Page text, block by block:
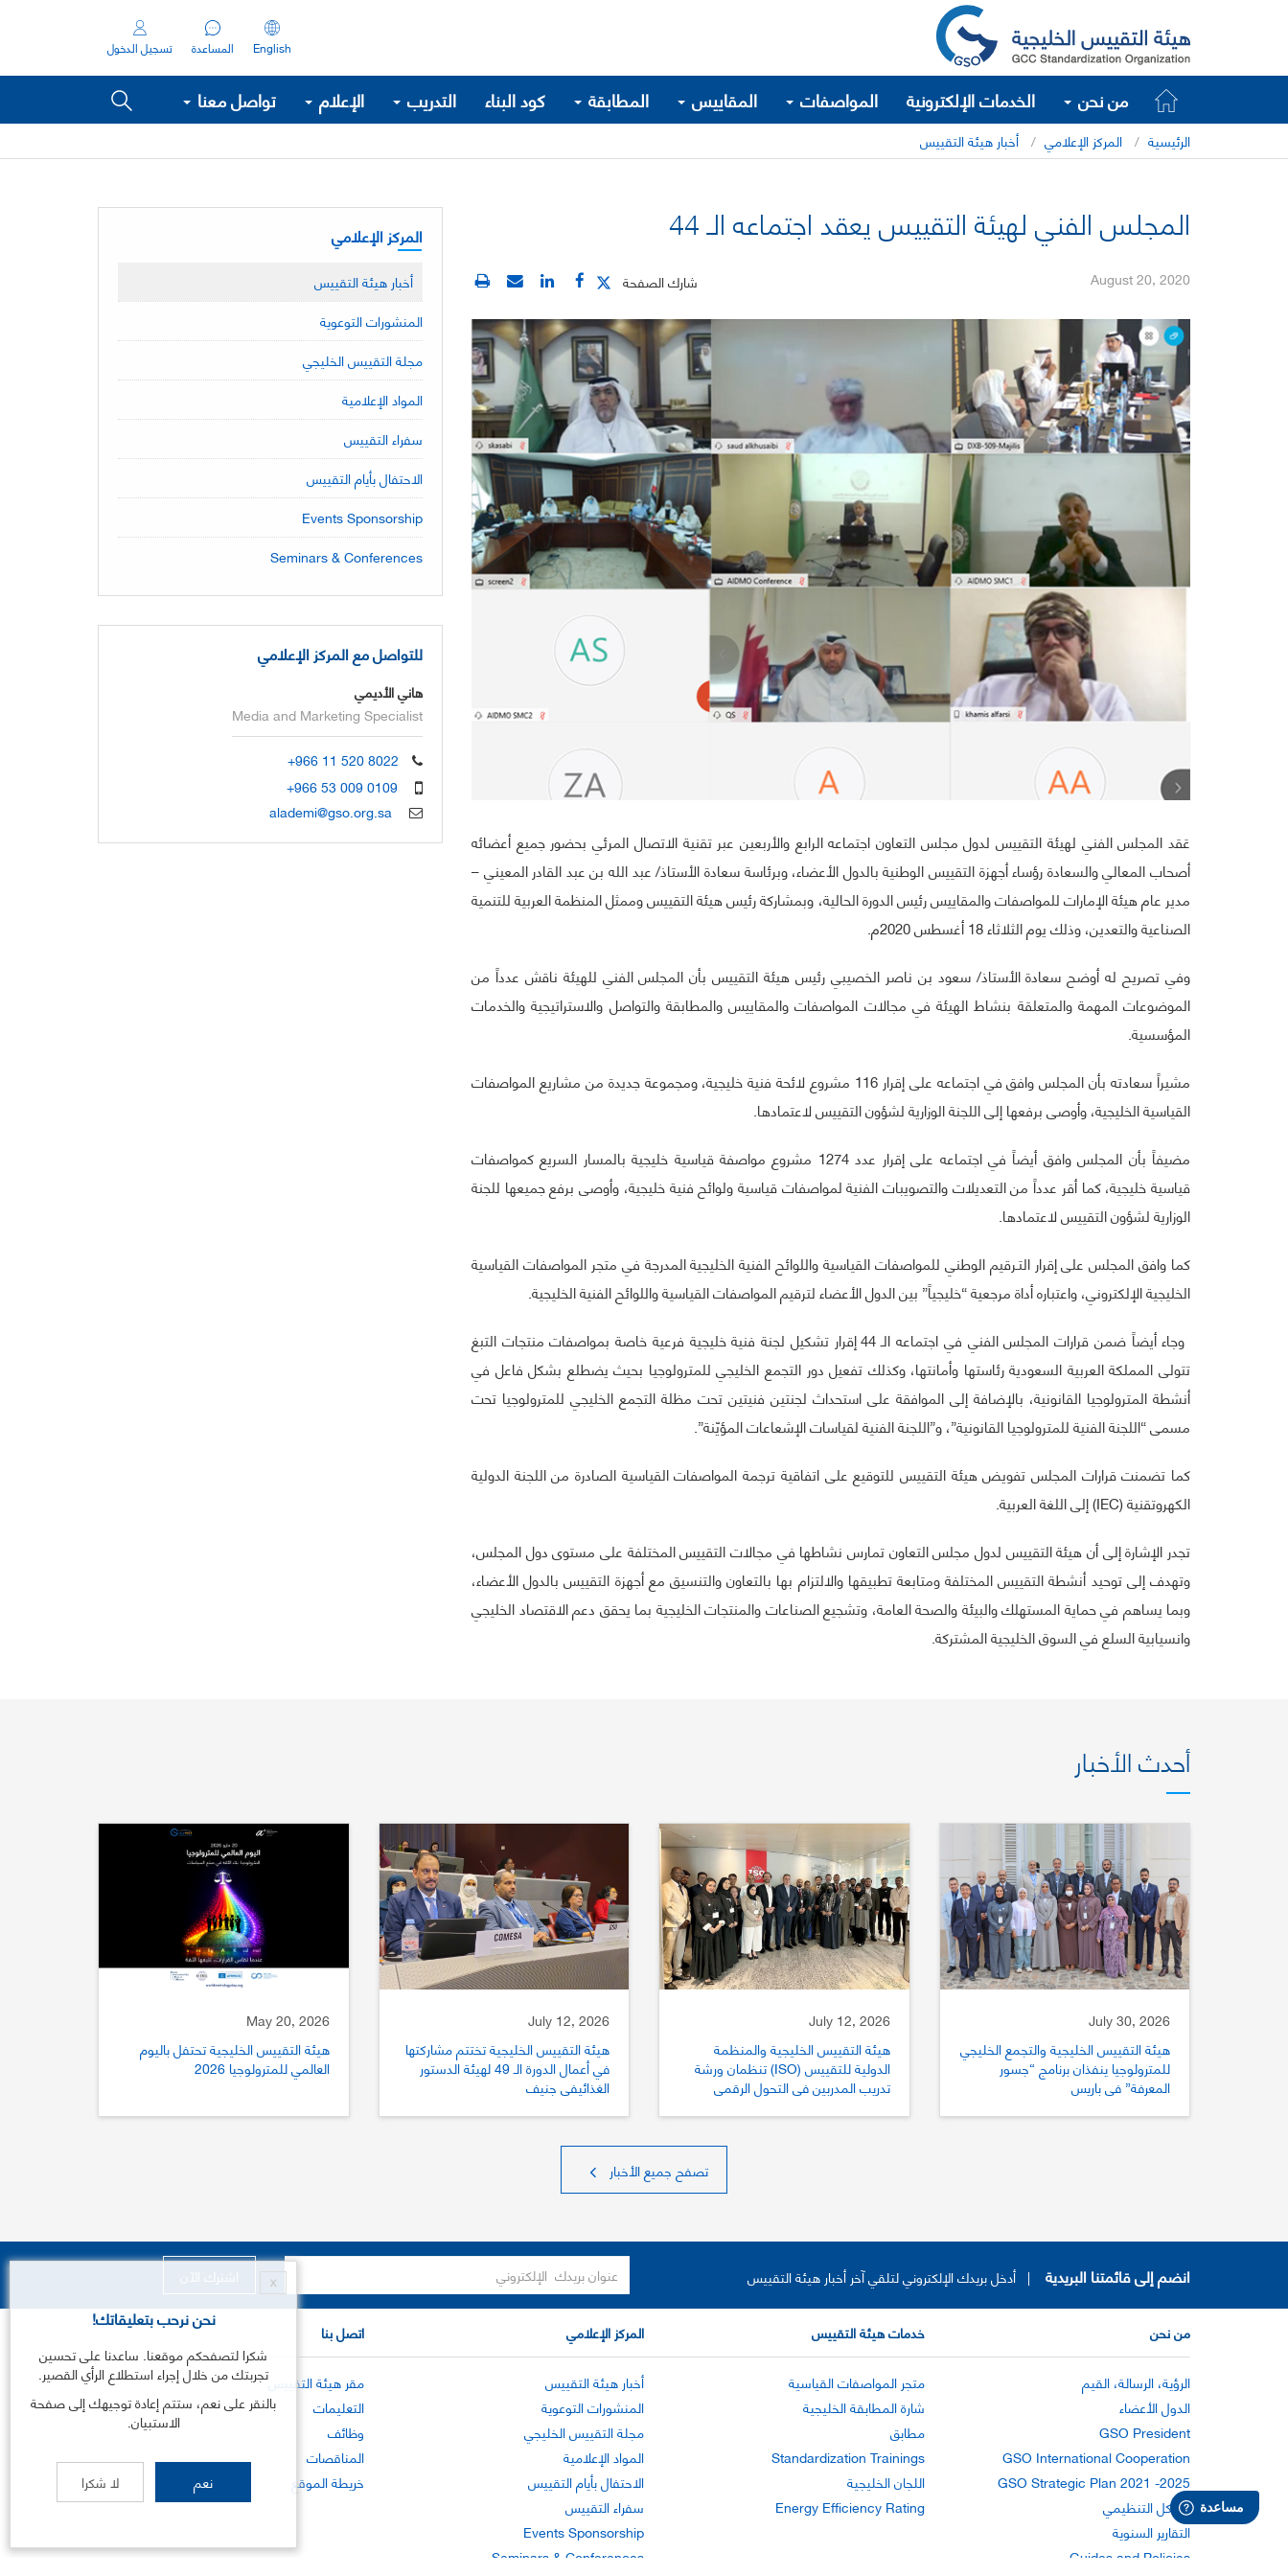
English المساعدة تسجيل الدخول
من نحن الخدمات الإلكترونية المواصفات المقاييس المطابقة كود البناء التدريب الإعلام تواصل معنا
الرئيسية المركز الإعلامي أخبار هيئة التقييس
المجلس الفني لهيئة التقييس يعقد اجتماعه الـ 44
شارك الصفحة August 20, 2020
عَقد المجلس الفني لهيئة التقييس لدول مجلس التعاون اجتماعه الرابع والأربعين عبر تقنية الاتصال المرئي بحضور جميع أعضائه
أصحاب المعالي والسعادة رؤساء أجهزة التقييس الوطنية بالدول الأعضاء، وبرئاسة سعادة الأستاذ/ عبد الله بن عبد القادر المعيني –
مدير عام هيئة الإمارات للمواصفات والمقاييس رئيس الدورة الحالية، وبمشاركة رئيس هيئة التقييس وممثل المنظمة العربية للتنمية
الصناعية والتعدين، وذلك يوم الثلاثاء 18 أغسطس 2020م.
وفي تصريح له أوضح سعادة الأستاذ/ سعود بن ناصر الخصيبي رئيس هيئة التقييس بأن المجلس الفني للهيئة ناقش عدداً من
الموضوعات المهمة والمتعلقة بنشاط الهيئة في مجالات المواصفات والمقاييس والمطابقة والتواصل والاستراتيجية والخدمات
المؤسسية.
مشيراً سعادته بأن المجلس وافق في اجتماعه على إقرار 116 مشروع لائحة فنية خليجية، ومجموعة جديدة من مشاريع المواصفات
القياسية الخليجية، وأوصى برفعها إلى اللجنة الوزارية لشؤون التقييس لاعتمادها.
مضيفاً بأن المجلس وافق أيضاً في اجتماعه على إقرار عدد 1274 مشروع مواصفة قياسية خليجية بالمسار السريع كمواصفات
قياسية خليجية، كما أقر عدداً من التعديلات والتصويبات الفنية لمواصفات قياسية ولوائح فنية خليجية، وأوصى برفع جميعها للجنة
الوزارية لشؤون التقييس لاعتمادها.
كما وافق المجلس على إقرار التـرقيم الوطني للمواصفات القياسية واللوائح الفنية الخليجية المدرجة في متجر المواصفات القياسية
الخليجية الإلكتروني، واعتباره أداة مرجعية “خليجياً” بين الدول الأعضاء لترقيم المواصفات القياسية واللوائح الفنية الخليجية.
وجاء أيضاً ضمن قرارات المجلس الفني في اجتماعه الـ 44 إقرار تشكيل لجنة فنية خليجية فرعية خاصة بمواصفات منتجات التبغ
تتولى المملكة العربية السعودية رئاستها وأمانتها، وكذلك تفعيل دور التجمع الخليجي للمترولوجيا بحيث يضطلع بشكل فاعل في
أنشطة المترولوجيا القانونية، بالإضافة إلى الموافقة على استحداث لجنتين فنيتين تحت مظلة التجمع الخليجي للمترولوجيا تحت
مسمى “اللجنة الفنية للمترولوجيا القانونية”، و”اللجنة الفنية لقياسات الإشعاعات المؤيّنة”.
كما تضمنت قرارات المجلس تفويض هيئة التقييس للتوقيع على اتفاقية ترجمة المواصفات القياسية الصادرة من اللجنة الدولية
الكهروتقنية (IEC) إلى اللغة العربية.
تجدر الإشارة إلى أن هيئة التقييس لدول مجلس التعاون تمارس نشاطها في مجالات التقييس المختلفة على مستوى دول المجلس،
وتهدف إلى توحيد أنشطة التقييس المختلفة ومتابعة تطبيقها والالتزام بها بالتعاون والتنسيق مع أجهزة التقييس بالدول الأعضاء،
وبما يساهم في حماية المستهلك والبيئة والصحة العامة، وتشجيع الصناعات والمنتجات الخليجية بما يحقق دعم الاقتصاد الخليجي
وانسيابية السلع في السوق الخليجية المشتركة.
المركز الإعلامي
أخبار هيئة التقييس
المنشورات التوعوية
مجلة التقييس الخليجي
المواد الإعلامية
سفراء التقييس
الاحتفال بأيام التقييس
Events Sponsorship
Seminars & Conferences
للتواصل مع المركز الإعلامي
هاني الأديمي
Media and Marketing Specialist
+966 11 520 8022
+966 53 009 0109
alademi@gso.org.sa
أحدث الأخبار
July 30, 2026
هيئة التقييس الخليجية والتجمع الخليجي
للمترولوجيا ينفذان برنامج “جسور
المعرفة” في باريس
July 12, 2026
هيئة التقييس الخليجية والمنظمة
الدولية للتقييس (ISO) تنظمان ورشة
تدريب المدربين في التحول الرقمي
July 12, 2026
هيئة التقييس الخليجية تختتم مشاركتها
في أعمال الدورة الـ 49 لهيئة الدستور
الغذائيفي جنيف
May 20, 2026
هيئة التقييس الخليجية تحتفل باليوم
العالمي للمترولوجيا 2026
تصفح جميع الأخبار
انضم إلى قائمتنا البريدية | أدخل بريدك الإلكتروني لتلقي آخر أخبار هيئة التقييس
من نحن
الرؤية، الرسالة، القيم
الدول الأعضاء
GSO President
GSO International Cooperation
GSO Strategic Plan 2021 -2025
الهيكل التنظيمي
التقارير السنوية
Guides and Policies
خدمات هيئة التقييس
متجر المواصفات القياسية
شارة المطابقة الخليجية
مطابق
Standardization Trainings
اللجان الخليجية
Energy Efficiency Rating
المركز الإعلامي
أخبار هيئة التقييس
المنشورات التوعوية
مجلة التقييس الخليجي
المواد الإعلامية
الاحتفال بأيام التقييس
سفراء التقييس
Events Sponsorship
Seminars & Conferences
اتصل بنا
مقر هيئة التقييس
التعليمات
وظائف
المناقصات
خريطة الموقع
X
نحن نرحب بتعليقاتك!
شكرا لتصفحكم موقعنا. ساعدنا على تحسين
تجربتك من خلال إجراء استطلاع الرأي القصير.
بالنقر على نعم، ستتم إعادة توجيهك إلى صفحة
الاستبيان.
نعم لا شكرا